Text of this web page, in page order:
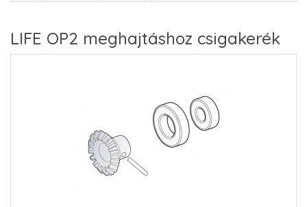
LIFE OP2 meghajtáshoz csigakerék